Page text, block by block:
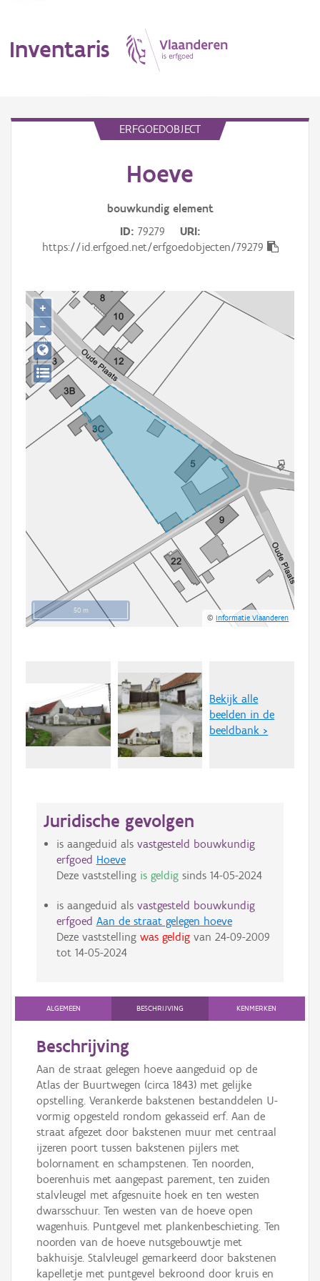
Inventaris
Gebeurtenis
Persoon of collectief
Downloads
Hergebruik
Aanmelden
ERFGOEDOBJECT
Hoeve
bouwkundig element
ID 79279
URI
https://id.erfgoed.net/erfgoedobjecten/79279
50 m
©Informatie Vlaanderen
+
−
Bekijk alle
beelden in de
beeldbank >
Juridische gevolgen
is aangeduid als vastgesteld bouwkundig
erfgoed Hoeve
Deze vaststelling is geldigsinds 14-05-2024
is aangeduid als vastgesteld bouwkundig
erfgoed Aan de straat gelegen hoeve
Deze vaststelling was geldigvan 24-09-2009
tot 14-05-2024
ALGEMEEN BESCHRIJVING KENMERKEN
Beschrijving
Aan de straat gelegen hoeve aangeduid op de
Atlas der Buurtwegen (circa 1843) met gelijke
opstelling. Verankerde bakstenen bestanddelen U-
vormig opgesteld rondom gekasseid erf. Aan de
straat afgezet door bakstenen muur met centraal
ijzeren poort tussen bakstenen pijlers met
bolornament en schampstenen. Ten noorden,
boerenhuis met aangepast parement, ten zuiden
stalvleugel met afgesnuite hoek en ten westen
dwarsschuur. Ten westen van de hoeve open
wagenhuis. Puntgevel met plankenbeschieting. Ten
noorden van de hoeve nutsgebouwtje met
bakhuisje. Stalvleugel gemarkeerd door bakstenen
kapelletje met puntgevel bekroond door kruis en